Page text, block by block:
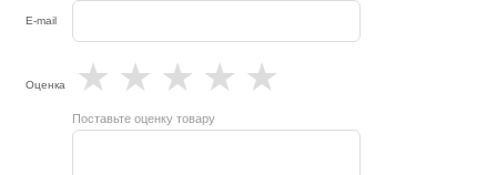
E-mail
Оценка ★
★
★
★
★
Поставьте оценку товару